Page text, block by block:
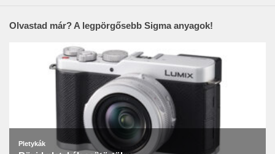
Olvastad már? A legpörgősebb Sigma anyagok!